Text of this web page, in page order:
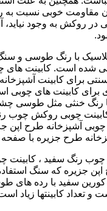
مقاومت خوبی نسبت به
روکش به وجود نیاید،
با رنگ طوسی و
شده است. کابینت های
برای کابینت
برای کابینت های چوبی
رنگ خنثی مثل طوسی
چوبی روکش چوب
آشپزخانه طرح اپن
طرح جزیره با
رنگ سفید ، کابینت
جزیره که سنگ
کورین سفید با رده
و تعداد کابینتها زیاد